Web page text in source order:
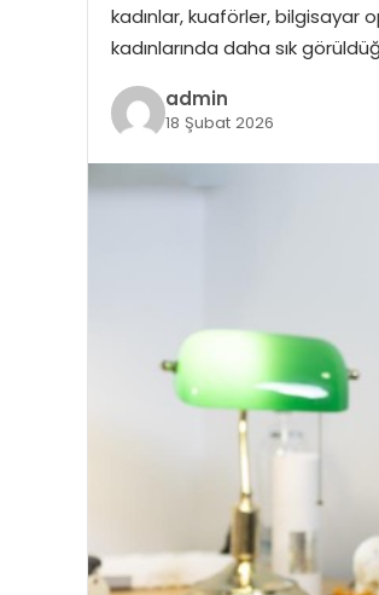
kadınlar, kuaförler, bilgisayar
kadınlarında daha sık
admin
18 Şubat 2026